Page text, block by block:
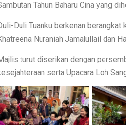
Tahun Baharu Cina yang
Duli Tuanku berkenan
Nuraniah Jamalullail dan
turut diserikan dengan
serta Upacara Loh